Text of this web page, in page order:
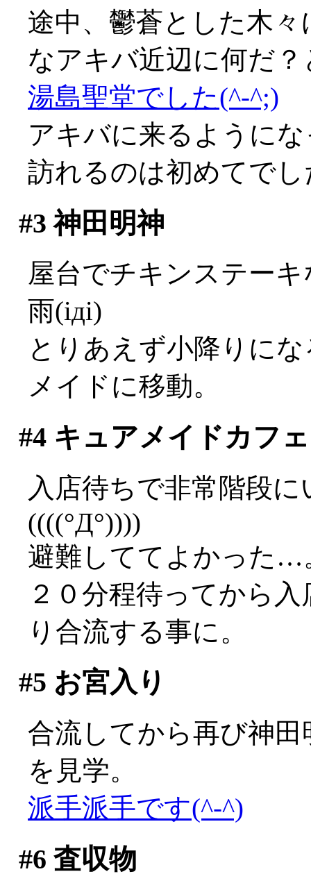
途中、鬱蒼とした木
なアキバ近辺に何だ
湯島聖堂でした(^-^;)
アキバに来るように
訪れるのは初めてでし
#3 神田明神
屋台でチキンステー
雨(iдi)
とりあえず小降りに
メイドに移動。
#4キュアメイドカフェ
入店待ちで非常階段
((((°Д°))))
避難しててよかった…
２０分程待ってから
り合流する事に。
#5 お宮入り
合流してから再び神
を見学。
派手派手です(^-^)
#6 査収物